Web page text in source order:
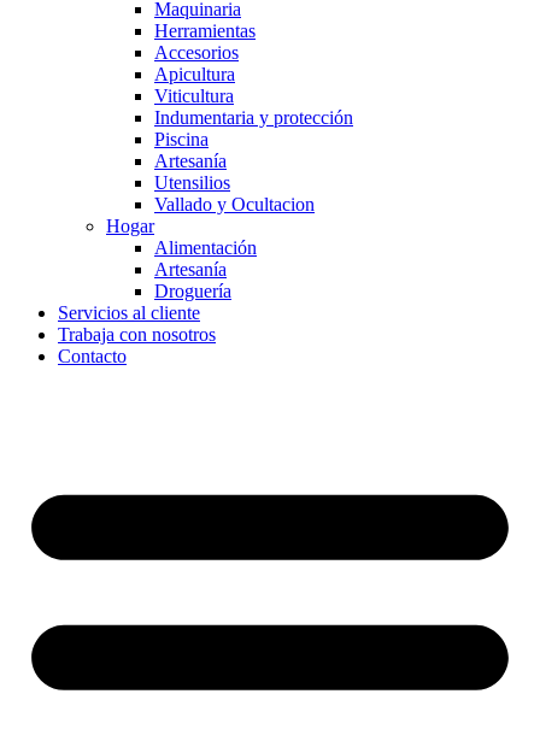
Maquinaria
Herramientas
Accesorios
Apicultura
Viticultura
Indumentaria y protección
Piscina
Artesanía
Utensilios
Vallado y Ocultacion
Hogar
Alimentación
Artesanía
Droguería
Servicios al cliente
Trabaja con nosotros
Contacto